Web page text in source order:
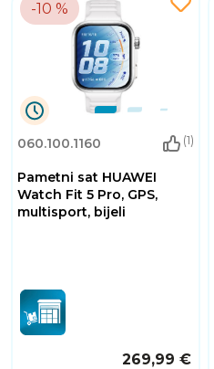
-10 %
060.100.1160 (1)
Pametni sat HUAWEI
Watch Fit 5 Pro, GPS,
multisport, bijeli
9
Dana
Sati
2
Minuta
7
269,99 €